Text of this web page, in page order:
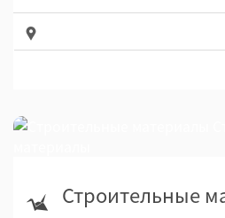
Строительные